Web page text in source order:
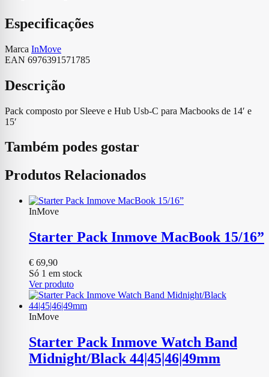
Especificações
Marca InMove
EAN 6976391571785
Descrição
Pack composto por Sleeve e Hub Usb-C para Macbooks de 14′ e
15′
Também podes gostar
Produtos Relacionados
InMove
Starter Pack Inmove MacBook 15/16”
€ 69,90
Só 1 em stock
Ver produto
InMove
Starter Pack Inmove Watch Band
Midnight/Black 44|45|46|49mm